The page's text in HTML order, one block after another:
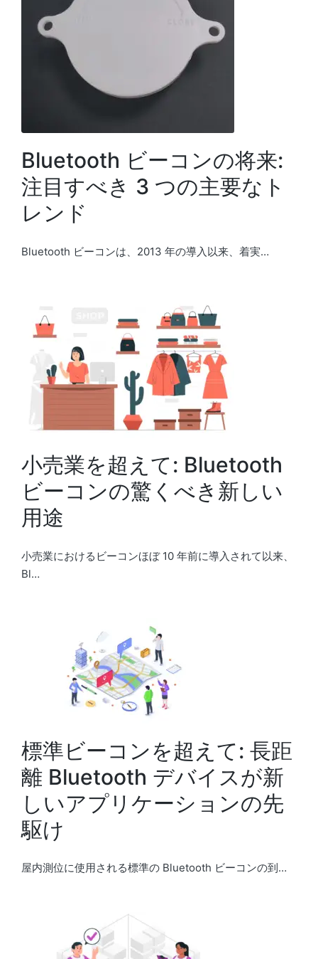
Bluetooth ビーコンの将来:
注目すべき 3 つの主要なト
レンド
Bluetooth ビーコンは、2013 年の導入以来、着実…
小売業を超えて: Bluetooth
ビーコンの驚くべき新しい
用途
小売業におけるビーコンほぼ 10 年前に導入されて以来、
Bl…
標準ビーコンを超えて: 長距
離 Bluetooth デバイスが新
しいアプリケーションの先
駆け
屋内測位に使用される標準の Bluetooth ビーコンの到…